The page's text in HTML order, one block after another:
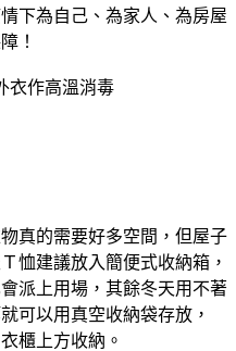
下為自己、為家人、為房屋
！
衣作高溫消毒
真的需要好多空間，但屋子
恤建議放入簡便式收納箱，
派上用場，其餘冬天用不著
可以用真空收納袋存放，
櫃上方收納。